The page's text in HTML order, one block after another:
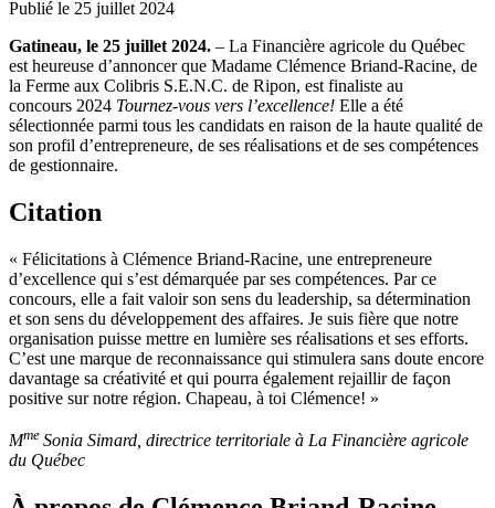
Publié le 25 juillet 2024
Gatineau, le 25 juillet 2024. – La Financière agricole du Québec
est heureuse d’annoncer que Madame Clémence Briand-Racine, de
la Ferme aux Colibris S.E.N.C. de Ripon, est finaliste au
concours 2024 Tournez-vous vers l’excellence! Elle a été
sélectionnée parmi tous les candidats en raison de la haute qualité de
son profil d’entrepreneure, de ses réalisations et de ses compétences
de gestionnaire.
Citation
« Félicitations à Clémence Briand-Racine, une entrepreneure
d’excellence qui s’est démarquée par ses compétences. Par ce
concours, elle a fait valoir son sens du leadership, sa détermination
et son sens du développement des affaires. Je suis fière que notre
organisation puisse mettre en lumière ses réalisations et ses efforts.
C’est une marque de reconnaissance qui stimulera sans doute encore
davantage sa créativité et qui pourra également rejaillir de façon
positive sur notre région. Chapeau, à toi Clémence! »
Mme Sonia Simard, directrice territoriale à La Financière agricole
du Québec